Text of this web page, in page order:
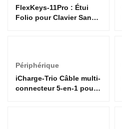
FlexKeys-11Pro : Étui
Folio pour Clavier Sans
Périphérique
iCharge-Trio Câble multi-
connecteur 5-en-1 pour